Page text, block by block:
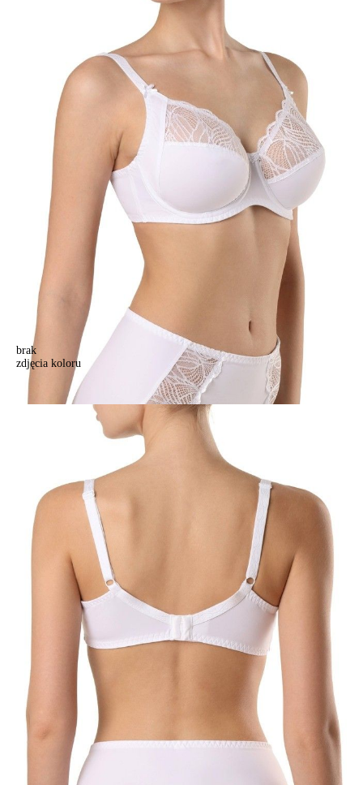
brak
zdjęcia koloru
Biustonosz CE AURA RB6098, r.75D, biały
Biustonosz CE AURA RB6098, r.75D, biały
118,90 zł
ZDJĘCIA
BRAK
ZDJĘCIA
BRAK
ZDJĘCIA
Tabela rozmiarów
80C
80D
80E
80F
85C
85D